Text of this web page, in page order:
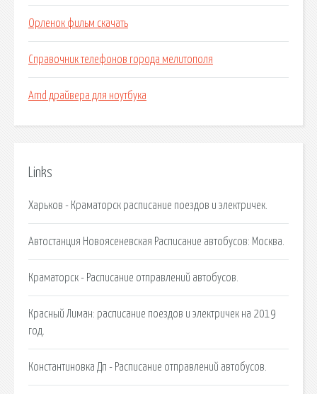
Орленок фильм скачать
Справочник телефонов города мелитополя
Amd драйвера для ноутбука
Links
Харьков - Краматорск расписание поездов и электричек.
Автостанция Новоясеневская Расписание автобусов: Москва.
Краматорск - Расписание отправлений автобусов.
Красный Лиман: расписание поездов и электричек на 2019
год.
Константиновка Дп - Расписание отправлений автобусов.